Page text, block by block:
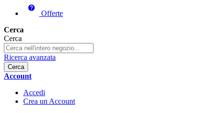
Offerte
Cerca
Cerca
Ricerca avanzata
Cerca
Account
Accedi
Crea un Account